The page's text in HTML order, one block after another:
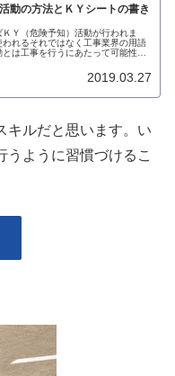
動の方法とＫＹシートの書き
Ｙ（危険予知）活動が行われま
れるそれではなく工事業界の用語
は工事を行うにあたって可能性の
2019.03.27
キルだと思います。い
ように習慣づけるこ